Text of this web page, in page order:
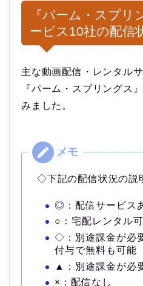
『パーム・スプリ
ービス10社の配信
主な動画配信・レンタル
『パーム・スプリングス
みました。
◇下記の配信状況の説
◎：配信サービス
○：宅配レンタル
◇：別途課金が必
付与で無料も可能
▲：別途課金が必
×：配信なし